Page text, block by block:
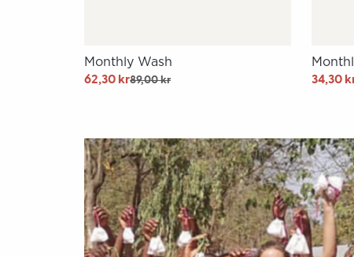
Monthly Wash
62,30 kr89,00 kr 34,30